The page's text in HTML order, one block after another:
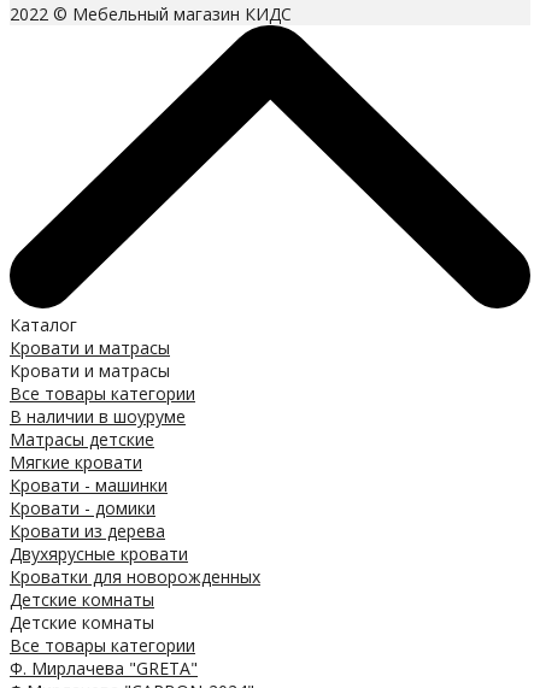
2022 © Мебельный магазин КИДС
Каталог
Кровати и матрасы
Кровати и матрасы
Все товары категории
В наличии в шоуруме
Матрасы детские
Мягкие кровати
Кровати - машинки
Кровати - домики
Кровати из дерева
Двухярусные кровати
Кроватки для новорожденных
Детские комнаты
Детские комнаты
Все товары категории
Ф. Мирлачева "GRETA"